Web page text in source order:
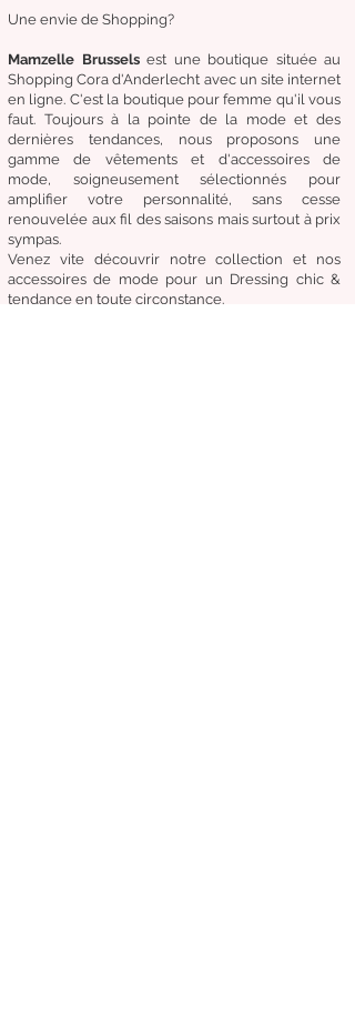
Une envie de Shopping?
Mamzelle Brussels est une boutique située au
Shopping Cora d'Anderlecht avec un site internet
en ligne. C'est la boutique pour femme qu'il vous
faut. Toujours à la pointe de la mode et des
dernières tendances, nous proposons une
gamme de vêtementset d'accessoires de
mode,
soigneusementsélectionnés pour
amplifier votre personnalité, sans cesse
renouvelée aux fil des saisons mais surtout à prix
sympas.
Venez vite découvrirnotre collection et nos
accessoires de mode pour un Dressing chic &
tendance en toute circonstance.